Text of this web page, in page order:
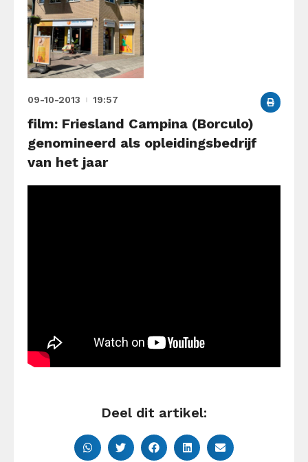
09-10-2013 19:57
film: Friesland Campina (Borculo)
genomineerd als opleidingsbedrijf
van het jaar
Deel dit artikel: